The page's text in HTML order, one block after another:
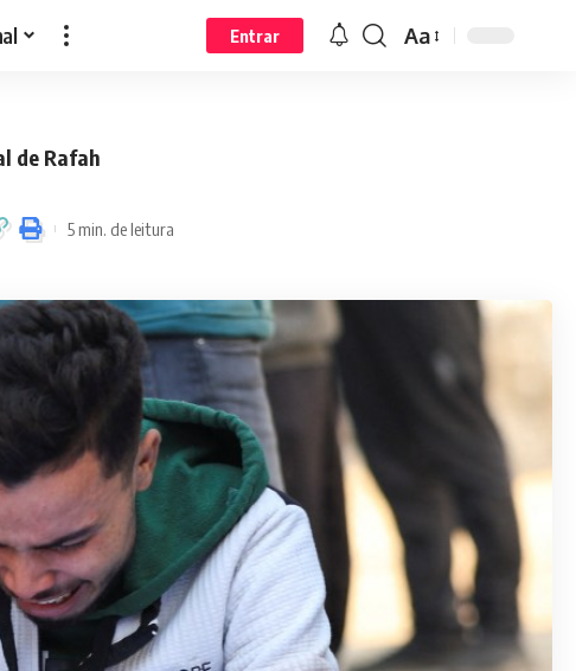
Entrar Aa
de Rafah
5 min. de leitura